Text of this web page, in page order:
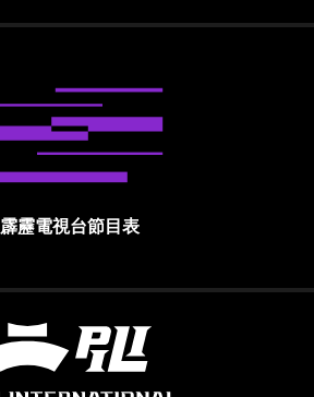
霹靂電視台節目表
霹靂國際多媒體股份有限公司 PILI